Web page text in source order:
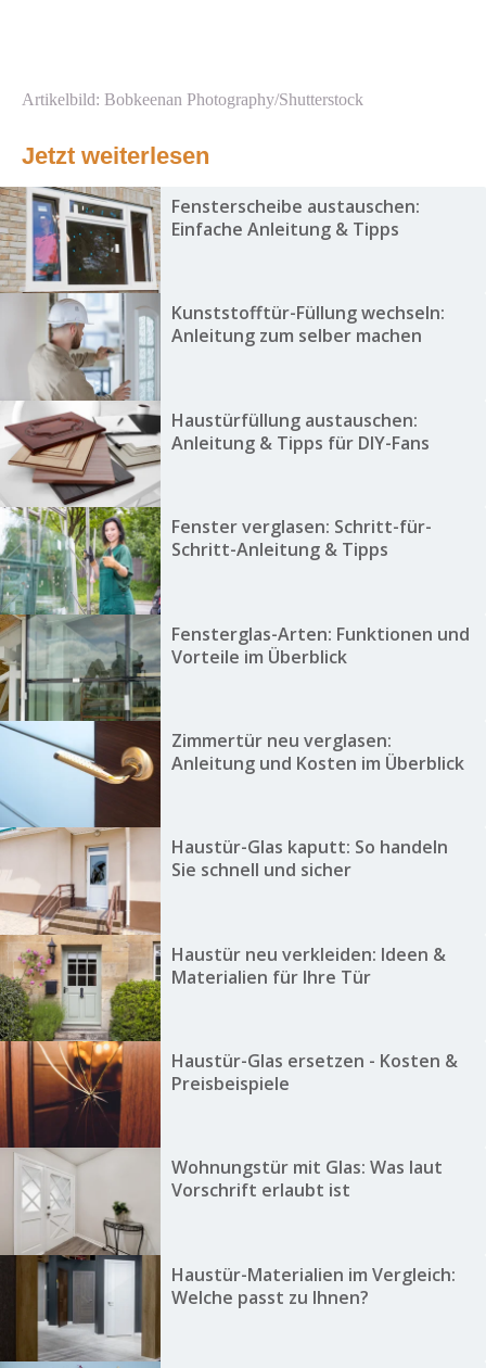
Artikelbild: Bobkeenan Photography/Shutterstock
Jetzt weiterlesen
Fensterscheibe austauschen:
Einfache Anleitung & Tipps
Kunststofftür-Füllung wechseln:
Anleitung zum selber machen
Haustürfüllung austauschen:
Anleitung & Tipps für DIY-Fans
Fenster verglasen: Schritt-für-
Schritt-Anleitung & Tipps
Fensterglas-Arten: Funktionen und
Vorteile im Überblick
Zimmertür neu verglasen:
Anleitung und Kosten im Überblick
Haustür-Glas kaputt: So handeln
Sie schnell und sicher
Haustür neu verkleiden: Ideen &
Materialien für Ihre Tür
Haustür-Glas ersetzen - Kosten &
Preisbeispiele
Wohnungstür mit Glas: Was laut
Vorschrift erlaubt ist
Haustür-Materialien im Vergleich:
Welche passt zu Ihnen?